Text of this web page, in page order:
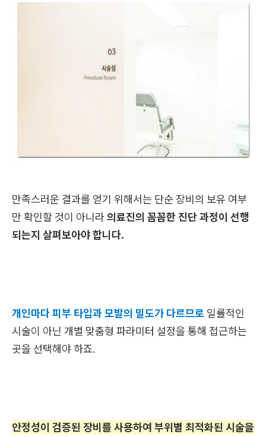
만족스러운 결과를 얻기 위해서는 단순 장비의 보유 여부
만 확인할 것이 아니라의료진의 꼼꼼한 진단 과정이 선행
되는지 살펴보아야 합니다.
개인마다 피부 타입과 모발의 밀도가 다르므로 일률적인
시술이 아닌 개별 맞춤형 파라미터 설정을 통해 접근하는
곳을 선택해야 하죠.
안정성이 검증된 장비를 사용하여 부위별 최적화된 시술을